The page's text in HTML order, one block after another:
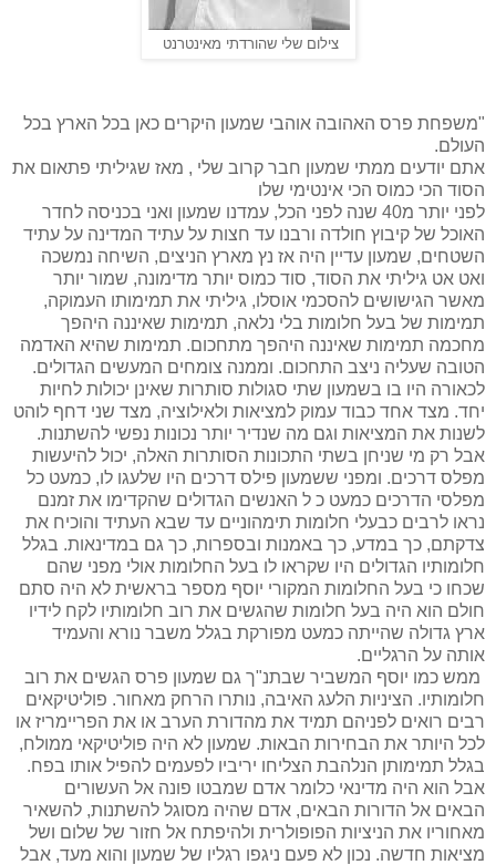
צילום שלי שהורדתי מאינטרנט
"משפחת פרס האהובה אוהבי שמעון היקרים כאן בכל הארץ בכל
העולם.
אתם יודעים ממתי שמעון חבר קרוב שלי , מאז שגיליתי פתאום את
הסוד הכי כמוס הכי אינטימי שלו
לפני יותר מ40 שנה לפני הכל, עמדנו שמעון ואני בכניסה לחדר
האוכל של קיבוץ חולדה ורבנו עד חצות על עתיד המדינה על עתיד
השטחים, שמעון עדיין היה אז נץ מארץ הניצים, השיחה נמשכה
ואט אט גיליתי את הסוד, סוד כמוס יותר מדימונה, שמור יותר
מאשר הגישושים להסכמי אוסלו, גיליתי את תמימותו העמוקה,
תמימות של בעל חלומות בלי נלאה, תמימות שאיננה היהפך
מחכמה תמימות שאיננה היהפך מתחכום. תמימות שהיא האדמה
הטובה שעליה ניצב התחכום. וממנה צומחים המעשים הגדולים.
לכאורה היו בו בשמעון שתי סגולות סותרות שאינן יכולות לחיות
יחד. מצד אחד כבוד עמוק למציאות ולאילוציה, מצד שני דחף לוהט
לשנות את המציאות וגם מה שנדיר יותר נכונות נפשי להשתנות.
אבל רק מי שניחן בשתי התכונות הסותרות האלה, יכול להיעשות
מפלס דרכים. ומפני ששמעון פילס דרכים היו שלעגו לו, כמעט כל
מפלסי הדרכים כמעט כ ל האנשים הגדולים שהקדימו את זמנם
נראו לרבים כבעלי חלומות תימהוניים עד שבא העתיד והוכיח את
צדקתם, כך במדע, כך באמנות ובספרות, כך גם במדינאות. בגלל
חלומותיו הגדולים היו שקראו לו בעל החלומות אולי מפני שהם
שכחו כי בעל החלומות המקורי יוסף מספר בראשית לא היה סתם
חולם הוא היה בעל חלומות שהגשים את רוב חלומותיו לקח לידיו
ארץ גדולה שהייתה כמעט מפורקת בגלל משבר נורא והעמיד
אותה על הרגליים.
ממש כמו יוסף המשביר שבתנ"ך גם שמעון פרס הגשים את רוב
חלומותיו. הציניות הלעג האיבה, נותרו הרחק מאחור. פוליטיקאים
רבים רואים לפניהם תמיד את מהדורת הערב או את הפריימריז או
לכל היותר את הבחירות הבאות. שמעון לא היה פוליטיקאי ממולח,
בגלל תמימותן הנלהבת הצליחו יריביו לפעמים להפיל אותו בפח.
אבל הוא היה מדינאי כלומר אדם שמבטו פונה אל העשורים
הבאים אל הדורות הבאים, אדם שהיה מסוגל להשתנות, להשאיר
מאחוריו את הניציות הפופולרית ולהיפתח אל חזור של שלום ושל
מציאות חדשה. נכון לא פעם ניגפו רגליו של שמעון והוא מעד, אבל